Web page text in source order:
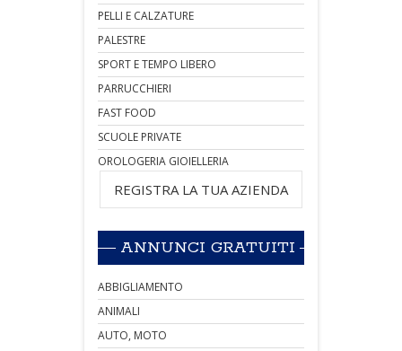
PELLI E CALZATURE
PALESTRE
SPORT E TEMPO LIBERO
PARRUCCHIERI
FAST FOOD
SCUOLE PRIVATE
OROLOGERIA GIOIELLERIA
REGISTRA LA TUA AZIENDA
ANNUNCI GRATUITI
ABBIGLIAMENTO
ANIMALI
AUTO, MOTO